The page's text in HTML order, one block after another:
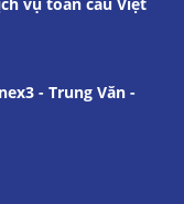
- Trung Văn -